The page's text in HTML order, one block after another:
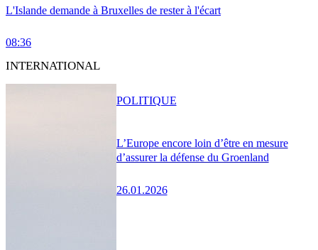
L'Islande demande à Bruxelles de rester à l'écart
08:36
INTERNATIONAL
L’Europe encore loin d’être en mesure
d’assurer la défense du Groenland
26.01.2026
POLITIQUE